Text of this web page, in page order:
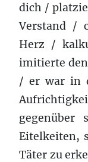
dich /
Verstand /
Herz /
imitierte
/ er war in
gegenüber
Eitelkeiten,
Täter zu